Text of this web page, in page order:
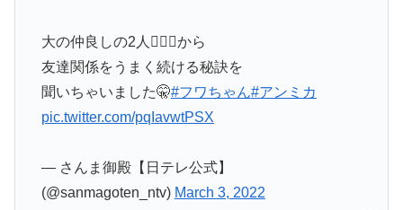
大の仲良しの2人👩‍❤️‍👩から
友達関係をうまく続ける秘訣を
聞いちゃいました🤫#フワちゃん#アンミカ
pic.twitter.com/pqIavwtPSX
— さんま御殿【日テレ公式】
(@sanmagoten_ntv) March 3, 2022